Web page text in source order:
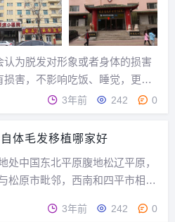
湿发入睡，湿...
为脱发对形象或者身体的损害
害，不影响吃饭、睡觉，更没
无所谓。但是头发占头部面积
第二张脸”，对我们的形象影响
和生活品质，因为头发...
3年前 242 0
体毛发移植哪家好
处中国东北平原腹地松辽平原，
松原市毗邻，西南和四平市相
尔滨市接壤，是东北地区天然地理
3年前 242 0